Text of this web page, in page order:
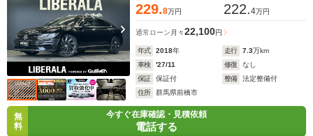
229.8万円 222.4万円
通常ローン 月々22,100円
年式 2018年 走行 7.3万km
車検
'27/11 修復
なし
保証
保証付 整備
法定整備付
住所
群馬県前橋市
無
料
今すぐ在庫確認・見積依頼
電話する